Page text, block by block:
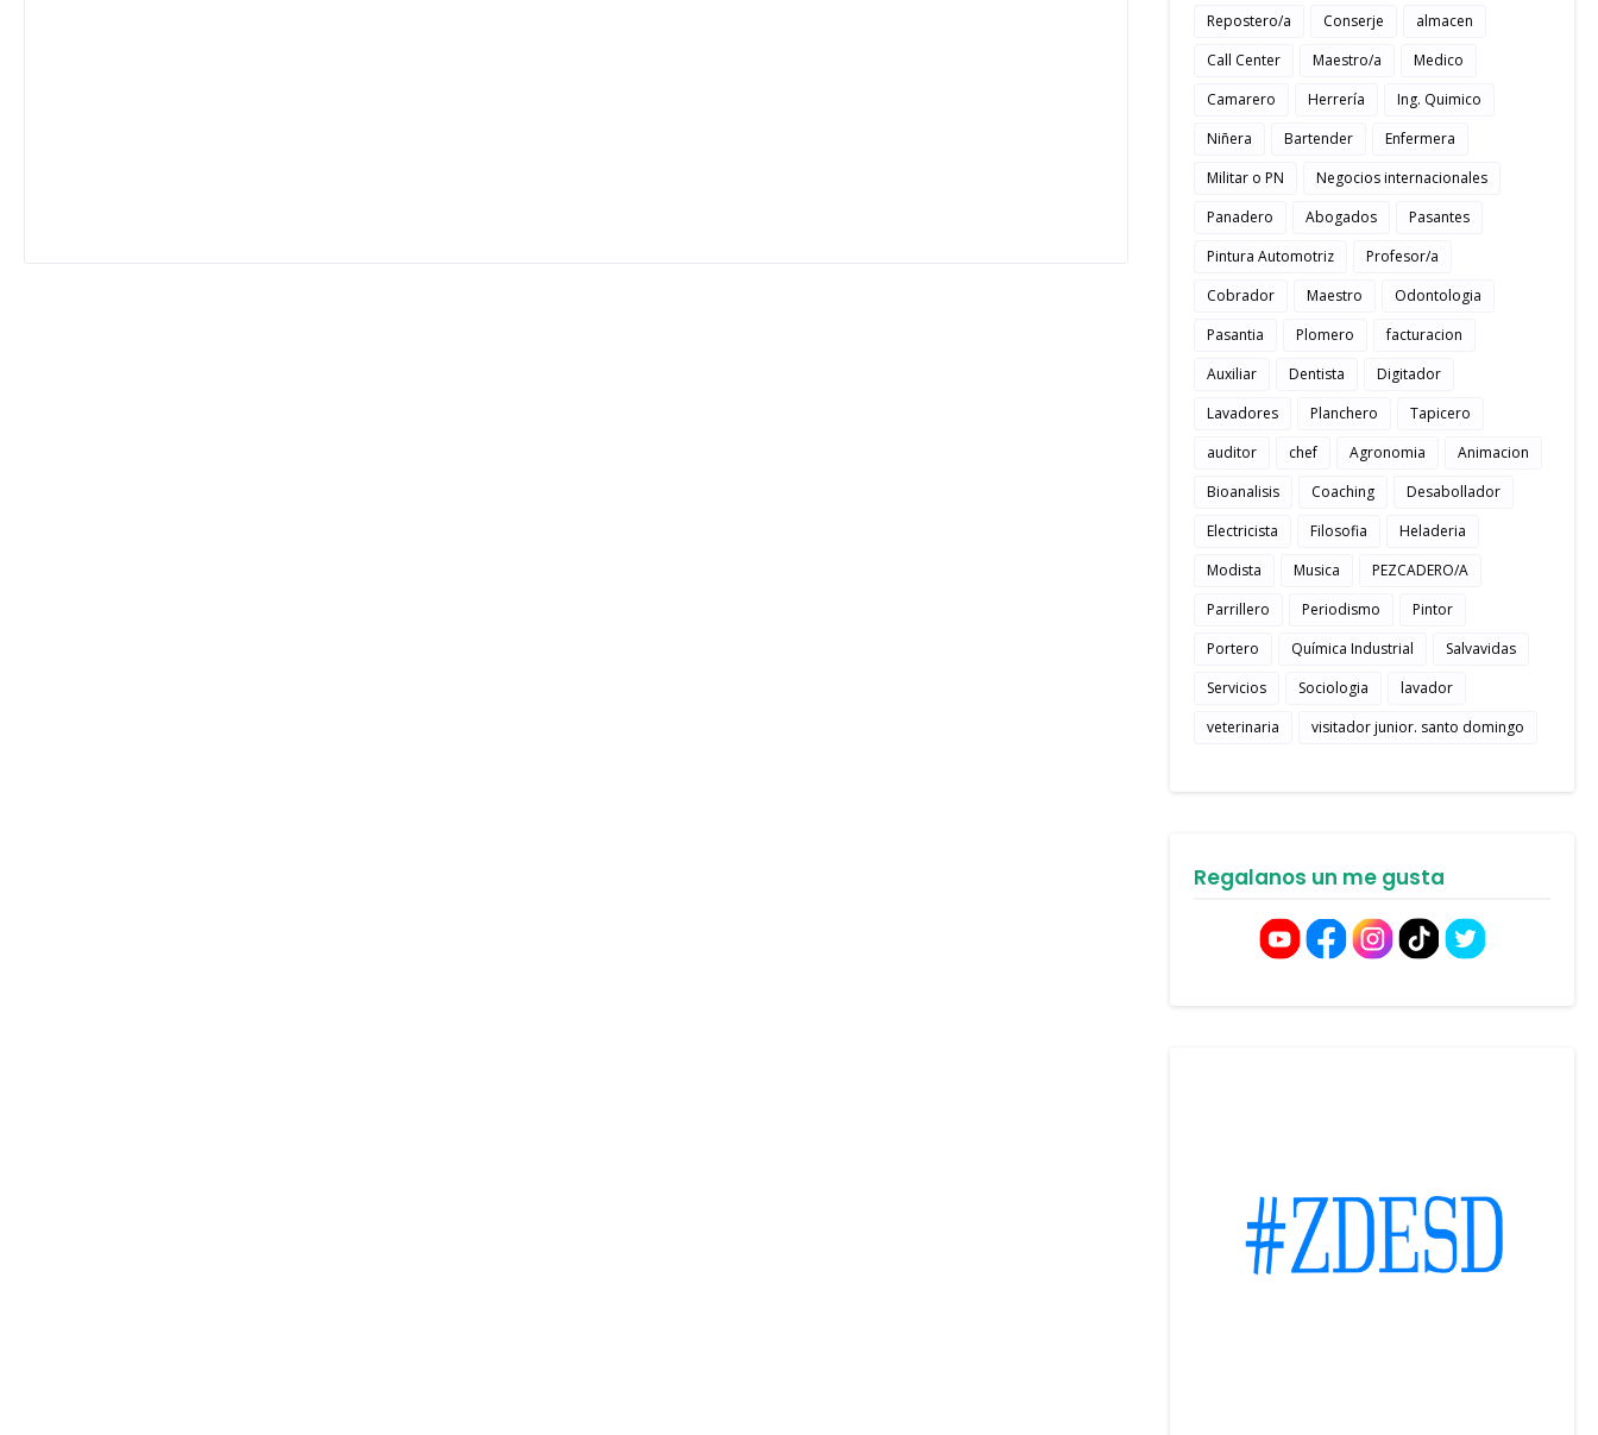
Repostero/a
Conserje
almacen
Call Center
Maestro/a
Medico
Camarero
Herrería
Ing. Quimico
Niñera
Bartender
Enfermera
Militar o PN
Negocios internacionales
Panadero
Abogados
Pasantes
Pintura Automotriz
Profesor/a
Cobrador
Maestro
Odontologia
Pasantia
Plomero
facturacion
Auxiliar
Dentista
Digitador
Lavadores
Planchero
Tapicero
auditor
chef Agronomia
Animacion
Bioanalisis
Coaching
Desabollador
Electricista
Filosofia
Heladeria
Modista
Musica
PEZCADERO/A
Parrillero
Periodismo
Pintor
Portero
Química Industrial
Salvavidas
Servicios
Sociologia
lavador
veterinaria
visitador junior. santo domingo
Regalanos un me gusta